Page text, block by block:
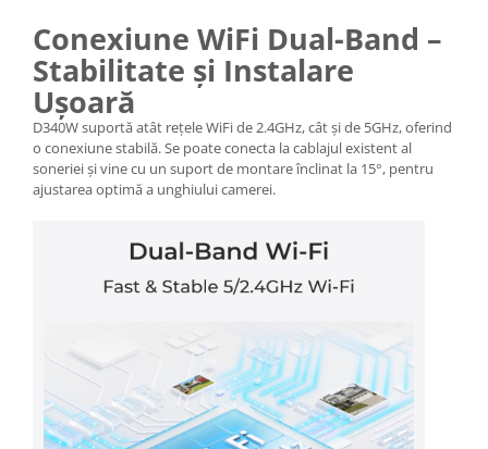
Conexiune WiFi Dual-Band –
Stabilitate și Instalare
Ușoară
D340W suportă atât rețele WiFi de 2.4GHz, cât și de 5GHz, oferind
o conexiune stabilă. Se poate conecta la cablajul existent al
soneriei și vine cu un suport de montare înclinat la 15°, pentru
ajustarea optimă a unghiului camerei.